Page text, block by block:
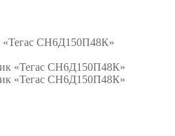
«Тегас СН6Д150П48К»